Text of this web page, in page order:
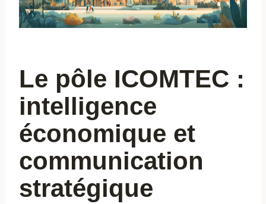
Le pôle ICOMTEC :
intelligence
économique et
communication
stratégique